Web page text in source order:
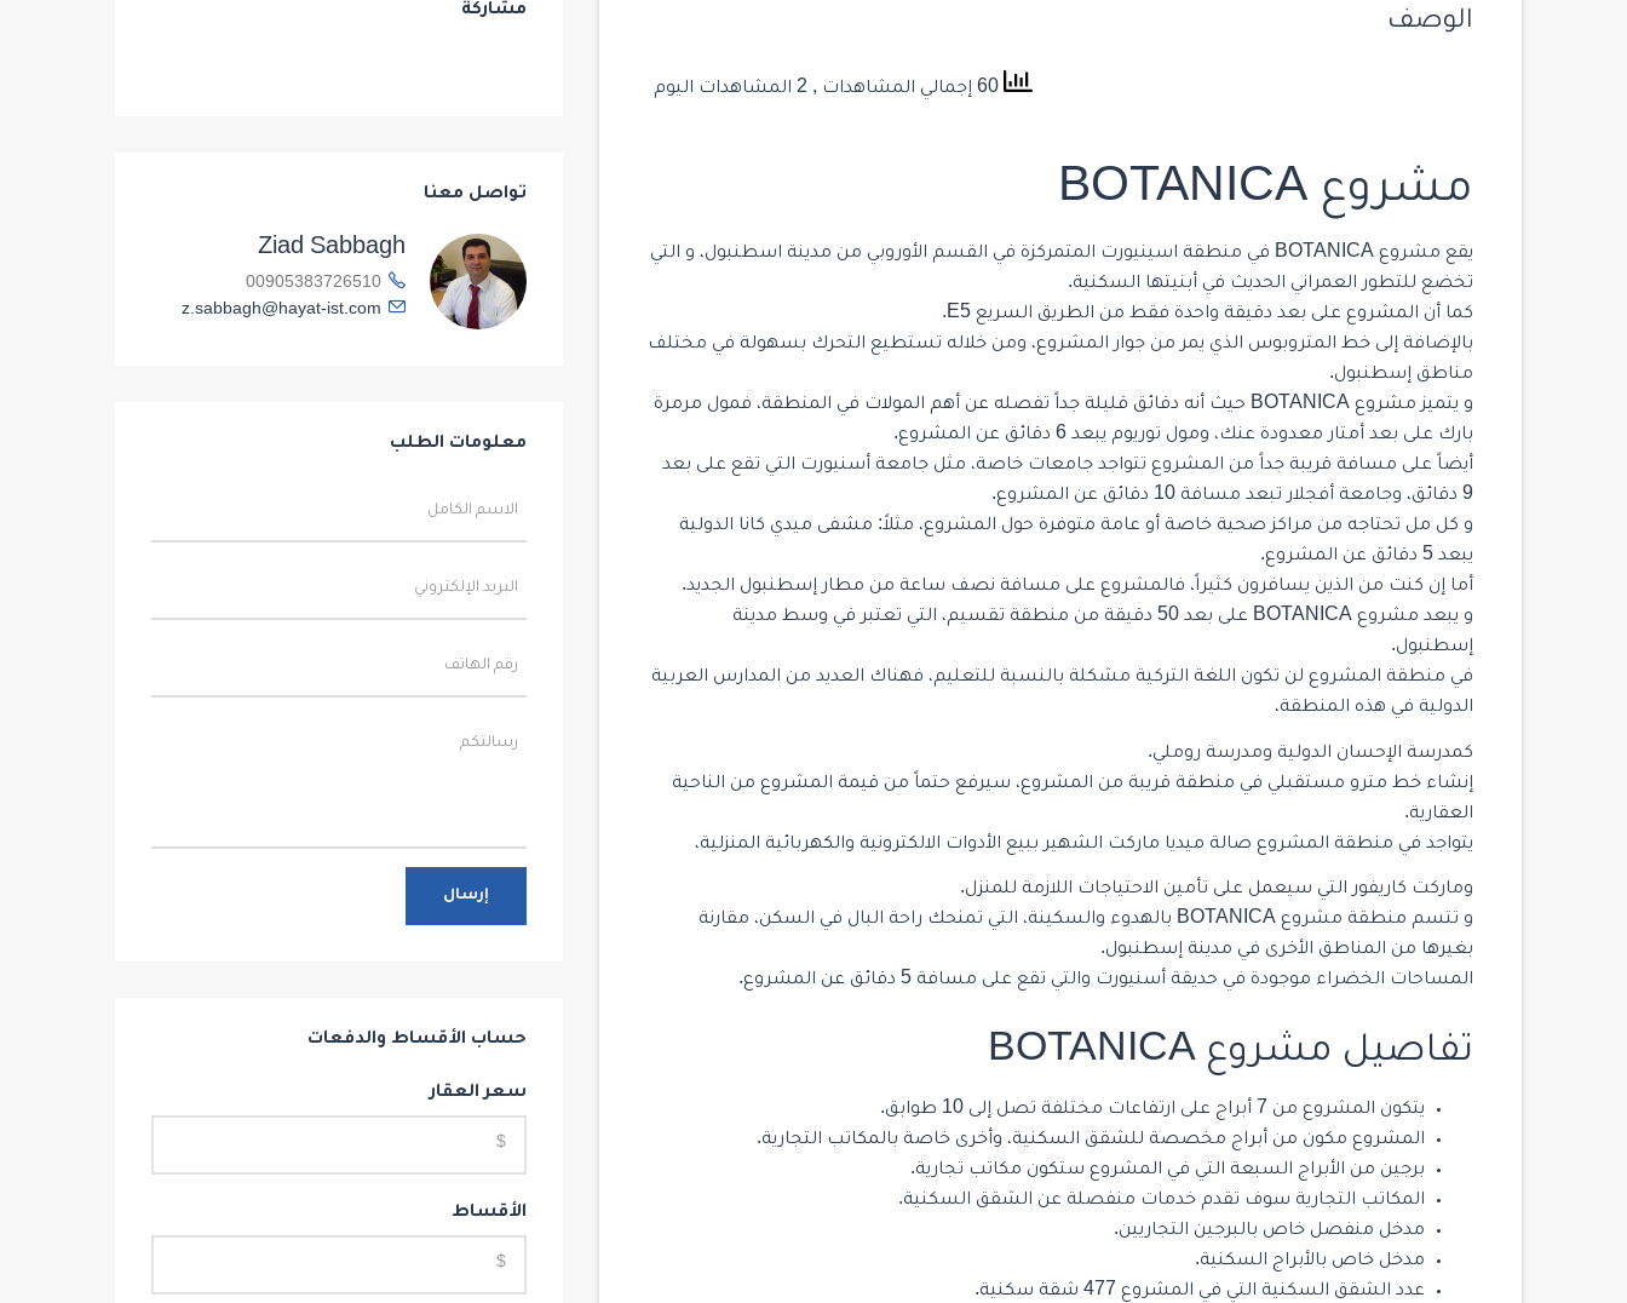
الوصف
, 2 المشاهدات اليوم
مشروع BOTANICA
يقع مشروع BOTANICA في منطقة اسينيورت المتمركزة في القسم الأوروبي من مدينة اسطنبول، و التي
تخضع للتطور العمراني الحديث في أبنيتها السكنية.
كما أن المشروع على بعد دقيقة واحدة فقط من الطريق السريع E5.
بالإضافة إلى خط المتروبوس الذي يمر من جوار المشروع، ومن خلاله تستطيع التحرك بسهولة في مختلف
مناطق إسطنبول.
و يتميز مشروع BOTANICA حيث أنه دقائق قليلة جداً تفصله عن أهم المولات في المنطقة، فمول مرمرة
بارك على بعد أمتار معدودة عنك، ومول توريوم يبعد 6 دقائق عن المشروع.
أيضاً على مسافة قريبة جداً من المشروع تتواجد جامعات خاصة، مثل جامعة أسنيورت التي تقع على بعد
9 دقائق، وجامعة أفجلار تبعد مسافة 10 دقائق عن المشروع.
و كل مل تحتاجه من مراكز صحية خاصة أو عامة متوفرة حول المشروع، مثلاً: مشفى ميدي كانا الدولية
يبعد 5 دقائق عن المشروع.
أما إن كنت من الذين يسافرون كثيراً، فالمشروع على مسافة نصف ساعة من مطار إسطنبول الجديد.
و يبعد مشروع BOTANICA على بعد 50 دقيقة من منطقة تقسيم، التي تعتبر في وسط مدينة
إسطنبول.
في منطقة المشروع لن تكون اللغة التركية مشكلة بالنسبة للتعليم، فهناك العديد من المدارس العربية
الدولية في هذه المنطقة،
كمدرسة الإحسان الدولية ومدرسة روملي.
إنشاء خط مترو مستقبلي في منطقة قريبة من المشروع، سيرفع حتماً من قيمة المشروع من الناحية
العقارية.
يتواجد في منطقة المشروع صالة ميديا ماركت الشهير ببيع الأدوات الالكترونية والكهربائية المنزلية،
وماركت كاريفور التي سيعمل على تأمين الاحتياجات اللازمة للمنزل.
و تتسم منطقة مشروع BOTANICA بالهدوء والسكينة، التي تمنحك راحة البال في السكن، مقارنة
بغيرها من المناطق الأخرى في مدينة إسطنبول.
المساحات الخضراء موجودة في حديقة أسنيورت والتي تقع على مسافة 5 دقائق عن المشروع.
تفاصيل مشروع BOTANICA
يتكون المشروع من 7 أبراج على ارتفاعات مختلفة تصل إلى 10 طوابق.
المشروع مكون من أبراج مخصصة للشقق السكنية، وأخرى خاصة بالمكاتب التجارية.
برجين من الأبراج السبعة التي في المشروع ستكون مكاتب تجارية.
المكاتب التجارية سوف تقدم خدمات منفصلة عن الشقق السكنية.
مدخل منفصل خاص بالبرجين التجاريين.
مدخل خاص بالأبراج السكنية.
عدد الشقق السكنية التي في المشروع 477 شقة سكنية.
مشاركة
تواصل معنا
Ziad Sabbagh
z.sabbagh@hayat-ist.com
معلومات الطلب
إرسال
حساب الأقساط والدفعات
سعر العقار
الأقساط